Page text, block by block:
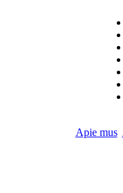
Apie mus